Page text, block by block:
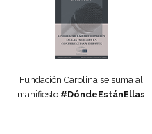
Fundación Carolina se suma al
manifiesto #DóndeEstánEllas